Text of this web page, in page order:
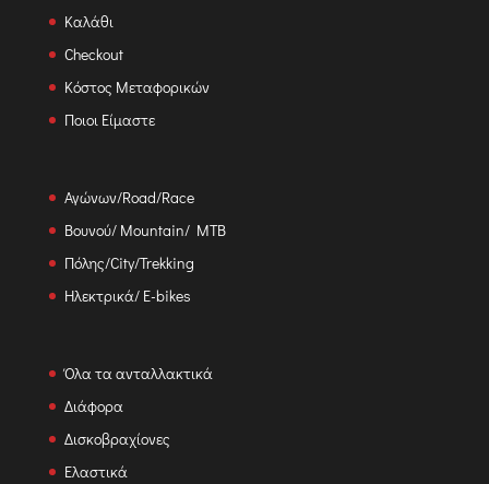
Καλάθι
Checkout
Κόστος Μεταφορικών
Ποιοι Είμαστε
Αγώνων/Road/Race
Βουνού/ Mountain/ MTB
Πόλης/City/Trekking
Ηλεκτρικά/ E-bikes
Όλα τα ανταλλακτικά
Διάφορα
Δισκοβραχίονες
Ελαστικά